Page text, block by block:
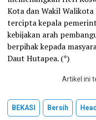
Kota dan Wakil
tercipta kepala
kebijakan arah
berpihak kepada
Daut Hutapea. (*)
Artikel ini
BEKASI Bersih